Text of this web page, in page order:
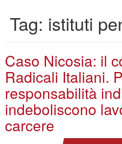
Tag: istituti
Caso Nicosia: il
Radicali Italiani.
responsabilità
indeboliscono
carcere